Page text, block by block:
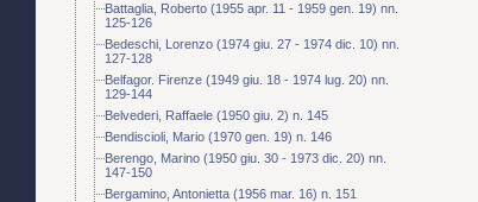
Battaglia, Roberto (1955 apr. 11 - 1959 gen. 19) nn.
125-126
Bedeschi, Lorenzo (1974 giu. 27 - 1974 dic. 10) nn.
127-128
Belfagor. Firenze (1949 giu. 18 - 1974 lug. 20) nn.
129-144
Belvederi, Raffaele (1950 giu. 2) n. 145
Bendiscioli, Mario (1970 gen. 19) n. 146
Berengo, Marino (1950 giu. 30 - 1973 dic. 20) nn.
147-150
Bergamino, Antonietta (1956 mar. 16) n. 151